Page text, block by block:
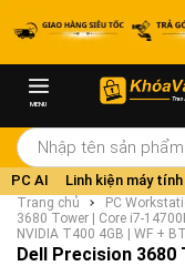
MENU
PC AI Linh kiện máy tính
Trang chủ PC
3680 Tower | Core i7-
NVIDIA T400 4GB | WF +
Dell Precision 3680